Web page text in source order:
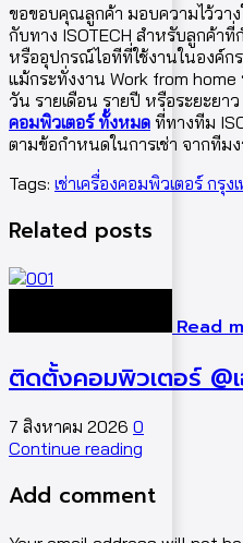
ขอขอบคุณลูกค้า มอบความไว้วาง
กับทาง ISOTECH สำหรับลูกค้าที่
หรืออุปกรณ์ไอทีที่ใช้งานในองค์
แม้กระทั่งงาน Work from
วัน รายเดือน รายปี หรือระยะยา
คอมพิวเตอร์ ทั้งหมด ที่ทางทีม
ตามข้อกำหนดในการเช่า จากทีม
Tags: เช่าเครื่องคอมพิวเตอร์ กรุง
Related posts
Read
ติดตั้งคอมพิวเตอร์ @
7 สิงหาคม 2026 0
Continue reading
Add comment